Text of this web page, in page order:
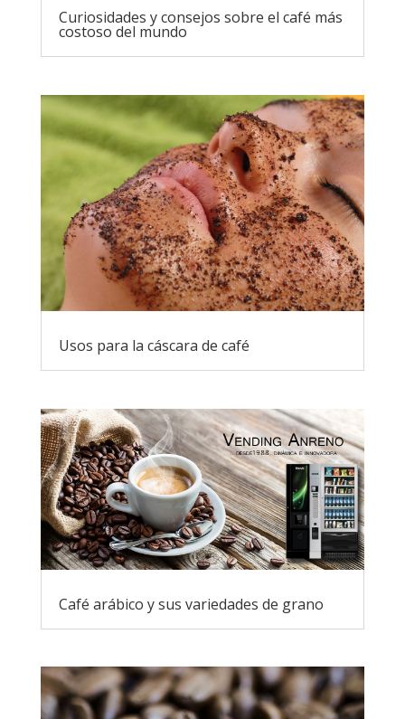
Curiosidades y consejos sobre el café más
costoso del mundo
Usos para la cáscara de café
Café arábico y sus variedades de grano